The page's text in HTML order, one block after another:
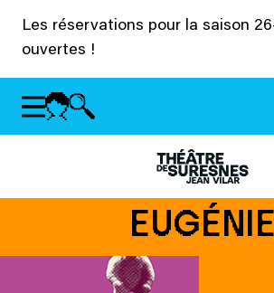
Les réservations pour la saison
ouvertes !
EUGÉNIE